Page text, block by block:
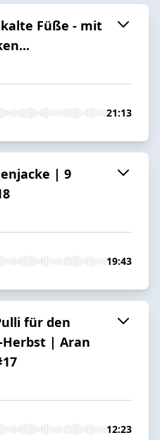
Füße - mit
21:13
| 9
19:43
für den
Herbst | Aran
12:23